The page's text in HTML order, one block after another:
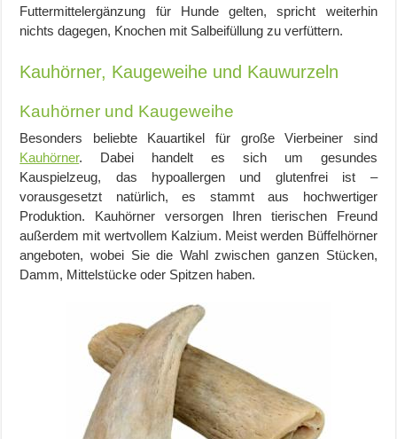
Futtermittelergänzung für Hunde gelten, spricht weiterhin
nichts dagegen, Knochen mit Salbeifüllung zu verfüttern.
Kauhörner, Kaugeweihe und Kauwurzeln
Kauhörner und Kaugeweihe
Besonders beliebte Kauartikel für große Vierbeiner sind
Kauhörner. Dabei handelt es sich um gesundes
Kauspielzeug, das hypoallergen und glutenfrei ist –
vorausgesetzt natürlich, es stammt aus hochwertiger
Produktion. Kauhörner versorgen Ihren tierischen Freund
außerdem mit wertvollem Kalzium. Meist werden Büffelhörner
angeboten, wobei Sie die Wahl zwischen ganzen Stücken,
Damm, Mittelstücke oder Spitzen haben.